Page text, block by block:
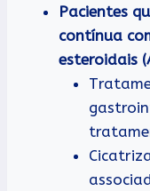
Pacientes
contínua
esteroidais